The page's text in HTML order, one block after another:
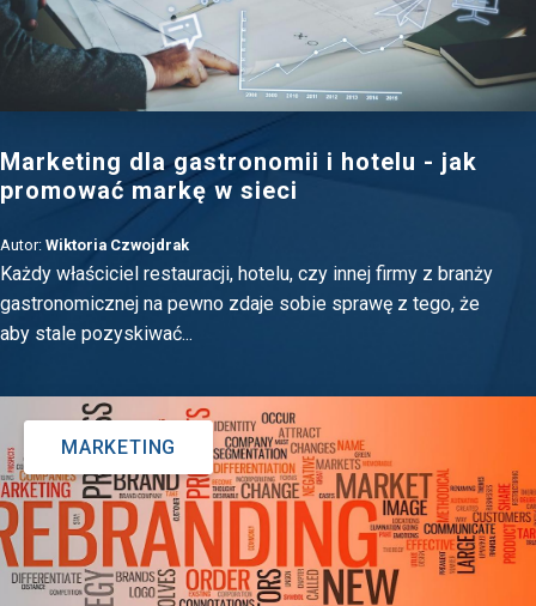
Marketing dla gastronomii i hotelu - jak
promować markę w sieci
Autor: Wiktoria Czwojdrak
Każdy właściciel restauracji, hotelu, czy innej firmy z branży
gastronomicznej na pewno zdaje sobie sprawę z tego, że
aby stale pozyskiwać...
MARKETING